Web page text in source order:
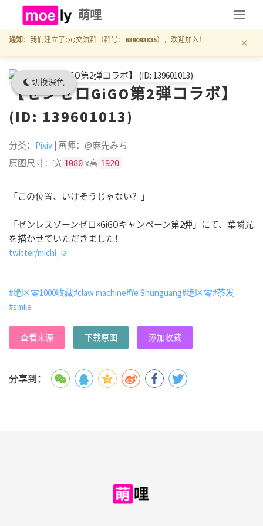
切换深色
萌哩
通知 ：我们建立了QQ交流群（群号： 689098835），欢迎加入！ ×
【ゼンゼロGiGO第2弾コラボ】
(ID: 139601013)
分类： Pixiv | 画师：@麻先みち
原图尺寸：宽 1080 x高 1920
「この位置、いけそうじゃない？」
「ゼンレスゾーンゼロ×GiGOキャンペーン第2弾」にて、葉瞬光
を描かせていただきました！
twitter/michi_ia
#绝区零1000收藏#claw machine#Ye Shunguang#绝区零#茶发
#smile
查看来源 下载原图 添加收藏
分享到：